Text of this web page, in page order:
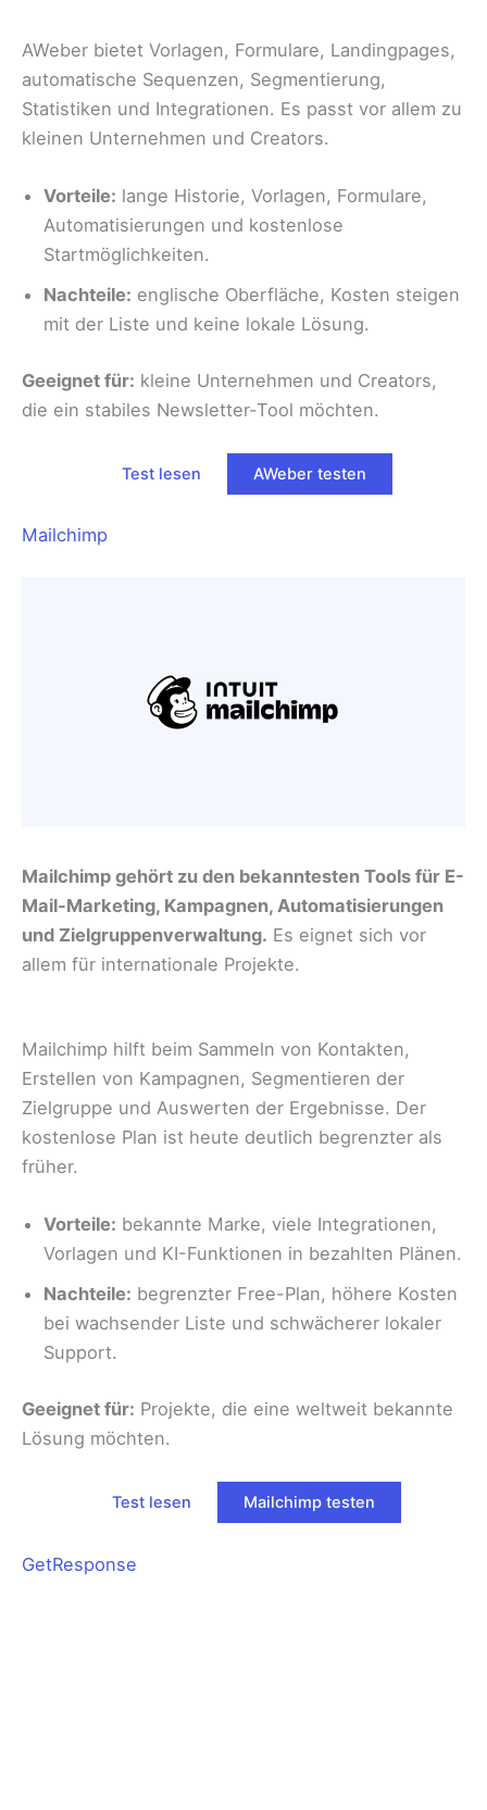
AWeber bietet Vorlagen, Formulare, Landingpages,
automatische Sequenzen, Segmentierung,
Statistiken und Integrationen. Es passt vor allem zu
kleinen Unternehmen und Creators.
Vorteile: lange Historie, Vorlagen, Formulare,
Automatisierungen und kostenlose
Startmöglichkeiten.
Nachteile: englische Oberfläche, Kosten steigen
mit der Liste und keine lokale Lösung.
Geeignet für: kleine Unternehmen und Creators,
die ein stabiles Newsletter-Tool möchten.
Test lesen AWeber testen
Mailchimp
Mailchimp gehört zu den bekanntesten Tools für E-
Mail-Marketing, Kampagnen, Automatisierungen
und Zielgruppenverwaltung. Es eignet sich vor
allem für internationale Projekte.
Mailchimp hilft beim Sammeln von Kontakten,
Erstellen von Kampagnen, Segmentieren der
Zielgruppe und Auswerten der Ergebnisse. Der
kostenlose Plan ist heute deutlich begrenzter als
früher.
Vorteile: bekannte Marke, viele Integrationen,
Vorlagen und KI-Funktionen in bezahlten Plänen.
Nachteile: begrenzter Free-Plan, höhere Kosten
bei wachsender Liste und schwächerer lokaler
Support.
Geeignet für: Projekte, die eine weltweit bekannte
Lösung möchten.
Test lesen Mailchimp testen
GetResponse